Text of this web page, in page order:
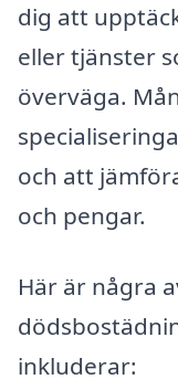
dig att
eller tjänster
överväga.
och att
och pengar.
Här är några
inkluderar: